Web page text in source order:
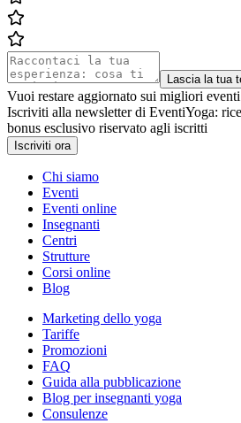
Lascia la tua
Vuoi restare aggiornato sui migliori
Iscriviti alla newsletter di EventiYoga:
bonus esclusivo riservato agli iscritti
Iscriviti ora
Chi siamo
Eventi
Eventi online
Insegnanti
Centri
Strutture
Corsi online
Blog
Marketing dello yoga
Tariffe
Promozioni
FAQ
Guida alla pubblicazione
Blog per insegnanti yoga
Consulenze